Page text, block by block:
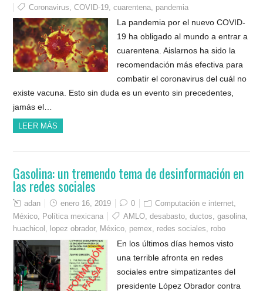
Coronavirus ,COVID-19 ,cuarentena pandemia
La pandemia por el nuevo COVID-
19 ha obligado al mundo a entrar a
cuarentena. Aislarnos ha sido la
recomendación más efectiva para
combatir el coronavirus del cuál no
existe vacuna. Esto sin duda es un evento sin precedentes,
jamás el…
LEER MÁS
Gasolina: un tremendo tema de desinformación en
las redes sociales
adan enero 16, 2019 0 Computación e internet
México
Política mexicana AMLO ,desabasto ,ductos ,gasolina
huachicol
lopez obrador, México pemex redes sociales robo
En los últimos días hemos visto
una terrible afronta en redes
sociales entre simpatizantes del
presidente López Obrador contra